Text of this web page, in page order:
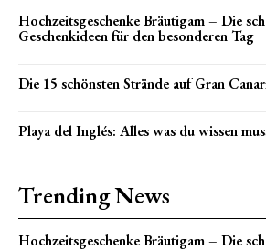
Hochzeitsgeschenke Bräutigam – Die
Geschenkideen für den besonderen Tag
Die 15 schönsten Strände auf Gran
Playa del Inglés: Alles was du wissen
Trending News
Hochzeitsgeschenke Bräutigam – Die